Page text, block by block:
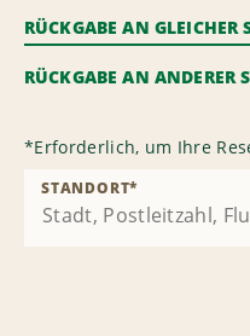
RÜCKGABE AN GLEICHER
RÜCKGABE AN ANDERER
*Erforderlich, um Ihre
STANDORT*